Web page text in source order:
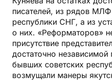
писателей, из рядов
республики СНГ, а из
о них. «Реформаторов»
присутствие
достаточно независимой
бывших советских
возмущали манеры